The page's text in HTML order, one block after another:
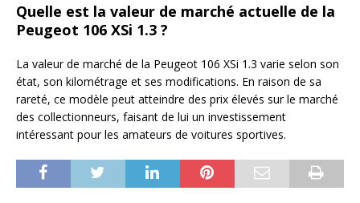
Quelle est la valeur de marché actuelle de la
Peugeot 106 XSi 1.3 ?
La valeur de marché de la Peugeot 106 XSi 1.3 varie selon son
état, son kilométrage et ses modifications. En raison de sa
rareté, ce modèle peut atteindre des prix élevés sur le marché
des collectionneurs, faisant de lui un investissement
intéressant pour les amateurs de voitures sportives.